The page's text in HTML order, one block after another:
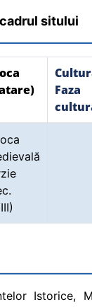
sitului
Faza
Istorice,